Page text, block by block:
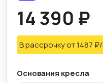
14 390 ₽
В рассрочкуот 1487
Основания кресла